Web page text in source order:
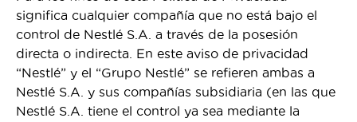
significa cualquier compañía que no está bajo el
control de Nestlé S.A. a través de la posesión
directa o indirecta. En este aviso de privacidad
“Nestlé” y el “Grupo Nestlé” se refieren ambas a
Nestlé S.A. y sus compañías subsidiaria (en las que
Nestlé S.A. tiene el control ya sea mediante la